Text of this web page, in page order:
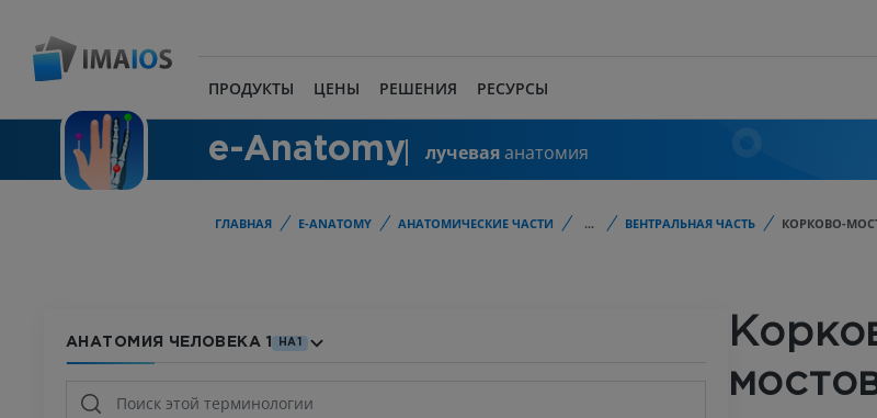
ПРОДУКТЫ ЦЕНЫ РЕШЕНИЯ РЕСУРСЫ
e-Anatomy лучеваяанатомия
ГЛАВНАЯ E-ANATOMY АНАТОМИЧЕСКИЕ ЧАСТИ ... ВЕНТРАЛЬНАЯ ЧАСТЬ КОРКОВО-
АНАТОМИЯ ЧЕЛОВЕКА 1 HA1